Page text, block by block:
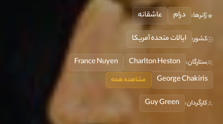
ژانرها: درام عاشقانه
کشور: ایالات متحده آمریکا
ستارگان: Charlton Heston
France Nuyen
George Chakiris
مشاهده همه
کارگردان: Guy Green